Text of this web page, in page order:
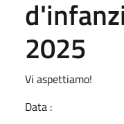
2025
Vi aspettiamo!
Data :